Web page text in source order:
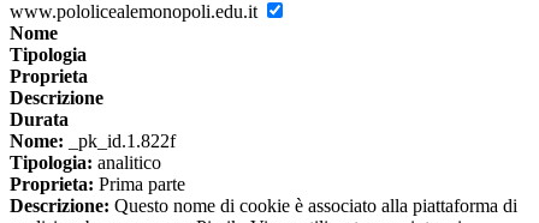
www.pololicealemonopoli.edu.it
Nome
Tipologia
Proprieta
Descrizione
Durata
Nome: _pk_id.1.822f
Tipologia: analitico
Proprieta: Prima parte
Descrizione: Questo nome di cookie è associato alla piattaforma di